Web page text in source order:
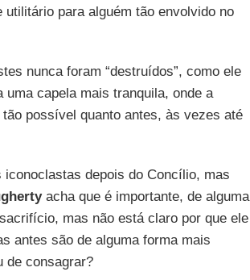
para alguém tão envolvido no
nunca foram “destruídos”, como ele
capela mais tranquila, onde a
possível quanto antes, às vezes até
depois do Concílio, mas
acha que é importante, de alguma
mas não está claro por que ele
antes são de alguma forma mais
de consagrar?